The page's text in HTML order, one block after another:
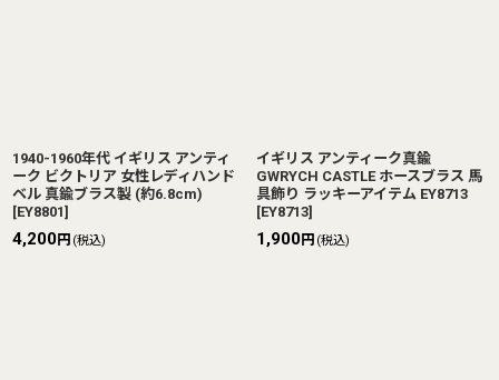
1940-1960年代 イギリス アンティ
ーク ビクトリア 女性レディハンド
ベル 真鍮ブラス製 (約6.8cm)
[EY8801]
4,200円 (税込)
イギリス アンティーク真鍮
GWRYCH CASTLE ホースブラス 馬
具飾り ラッキーアイテム EY8713
[EY8713]
1,900円 (税込)